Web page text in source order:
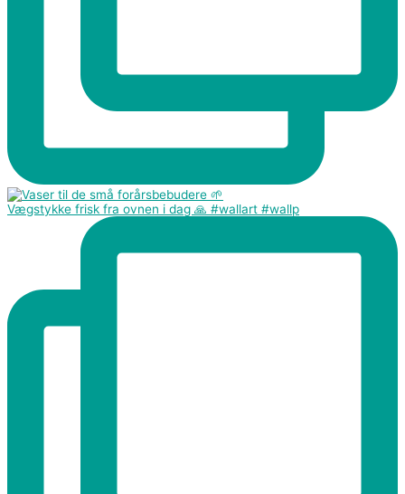
Vægstykke frisk fra ovnen i dag 🙏 #wallart #wallp